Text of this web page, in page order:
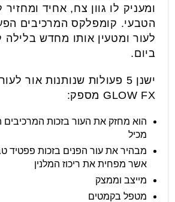
ומעניק לו גוון צח, אחיד ומחזיר
הטבעי. קומפלקס המרכיבים
לעור ומטעין אותו מחדש בלילה
ביום.
ישנן 5 פעולות שנותנות אור
GLOW FX מספק:
הוא מחזק את העור בזכות
מכיל
מבהיר את עור הפנים בזכות פפטיד
אשר מפחית את ריכוז המלנין
מייצב וממצק
מטפל בקמטים